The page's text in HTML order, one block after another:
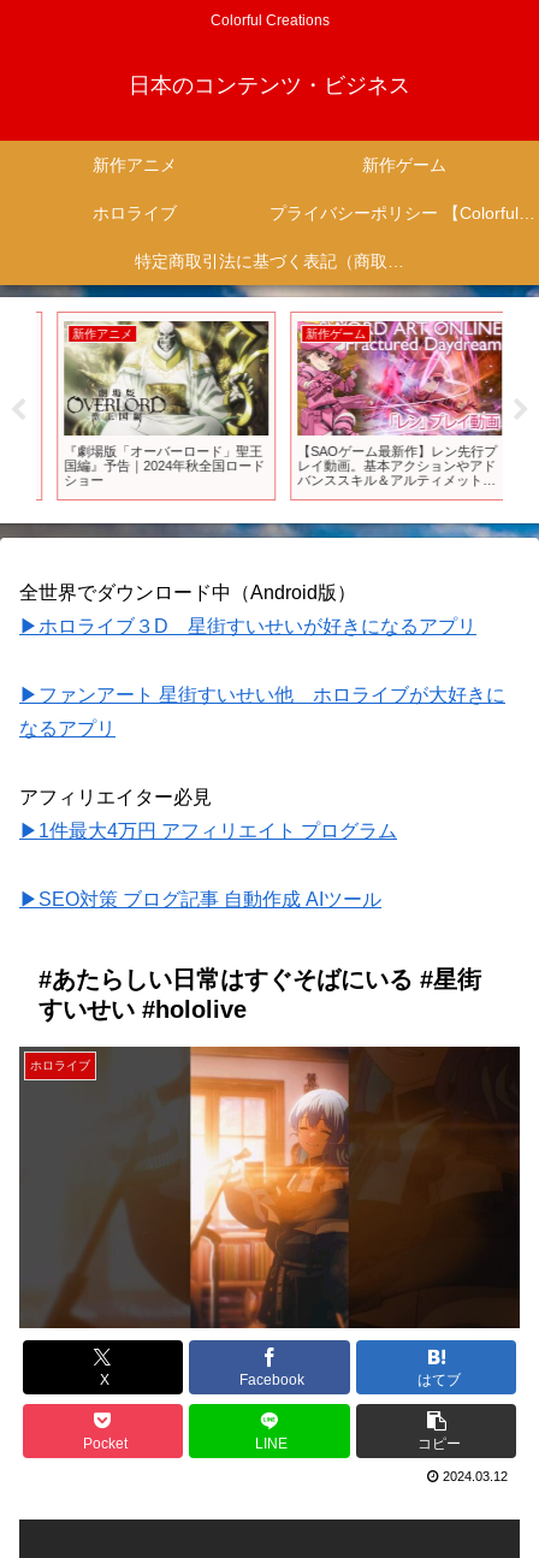
Colorful Creations
日本のコンテンツ・ビジネス
新作アニメ 新作ゲーム
ホロライブ プライバシーポリシー 【Colorful Creation】
特定商取引法に基づく表記（商取引に関する開示）
新作アニメ
『劇場版「オーバーロード」聖王
国編』予告｜2024年秋全国ロード
ショー
新作ゲーム
【SAOゲーム最新作】レン先行プ
レイ動画。基本アクションやアド
バンススキル＆アルティメットを
ム（#SAOFD）』
た
全世界でダウンロード中（Android版）
▶ホロライブ３D 星街すいせいが好きになるアプリ
▶ファンアート 星街すいせい他 ホロライブが大好きに
なるアプリ
アフィリエイター必見
▶1件最大4万円 アフィリエイト プログラム
▶SEO対策 ブログ記事 自動作成 AIツール
#あたらしい日常はすぐそばにいる #星街
すいせい #hololive
ホロライブ
X Facebook はてブ
Pocket LINE コピー
2024.03.12